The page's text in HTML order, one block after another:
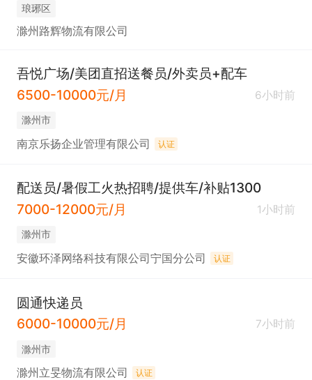
琅琊区
滁州路辉物流有限公司
吾悦广场/美团直招送餐员/外卖员+配车
6500-10000元/月
6小时前
滁州市
南京乐扬企业管理有限公司 认证
配送员/暑假工火热招聘/提供车/补贴1300
7000-12000元/月
1小时前
滁州市
安徽环泽网络科技有限公司宁国分公司 认证
圆通快递员
6000-10000元/月
7小时前
滁州市
滁州立旻物流有限公司 认证